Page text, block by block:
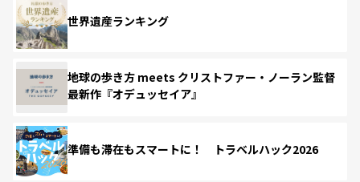
世界遺産ランキング
地球の歩き方 meets クリストファー・ノーラン監督
最新作『オデュッセイア』
準備も滞在もスマートに！ トラベルハック2026